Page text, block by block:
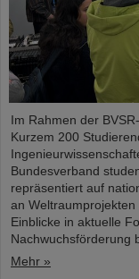
Im Rahmen der
Kurzem 200
Bundesverband
repräsentiert auf
an
Einblicke in aktuelle
Nachwuchsförderung
Mehr »